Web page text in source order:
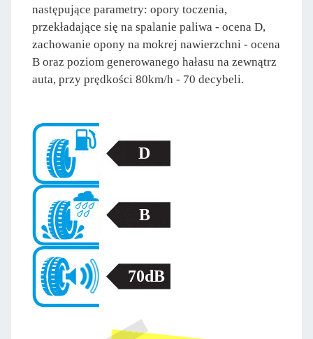
następujące parametry: opory toczenia,
przekładające się na spalanie paliwa - ocena D,
zachowanie opony na mokrej nawierzchni - ocena
B oraz poziom generowanego hałasu na zewnątrz
auta, przy prędkości 80km/h - 70 decybeli.
D
B
70dB